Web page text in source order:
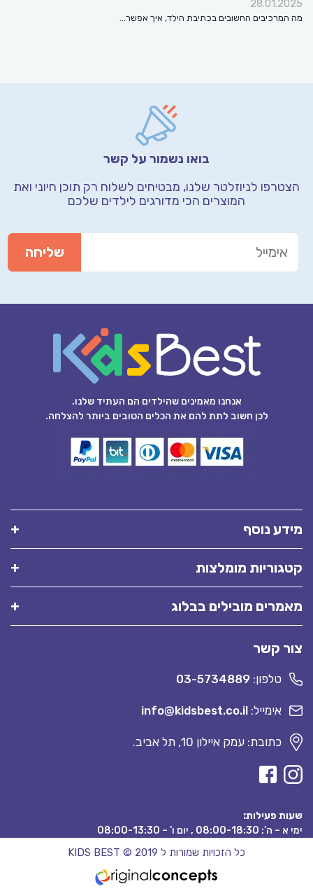
28.01.2025
מה המרכיבים החשובים בכתיבת הילד, איך אפשר…
בואו נשמור על קשר
הצטרפו לניוזלטר שלנו, מבטיחים לשלוח רק תוכן חיוני ואת
המוצרים הכי מדורגים לילדים שלכם
אנחנו מאמינים שהילדים הם העתיד שלנו.
לכן חשוב לתת להם את הכלים הטובים ביותר להצלחה.
מידע נוסף
קטגוריות מומלצות
מאמרים מובילים בבלוג
צור קשר
טלפון: 03-5734889
אימייל: info@kidsbest.co.il
כתובת: עמק איילון 10, תל אביב.
שעות פעילות:
ימי א – ה’: 08:00-18:30 , יום ו’ – 08:00-13:30
כל הזכויות שמורות ל KIDS BEST © 2019